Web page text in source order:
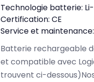
Technologie batterie:
Certification: CE
Service et maintenance:
Batterie rechargeable
et compatible avec
trouvent ci-